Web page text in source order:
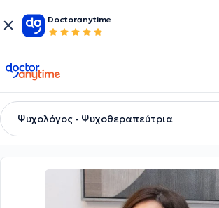
Doctoranytime
doctoranytime
Ψυχολόγος - Ψυχοθεραπεύτρια